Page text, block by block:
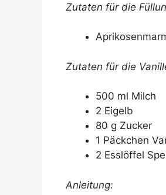
Zutaten für die
Zutaten für die
500 ml Milch
2 Eigelb
80 g Zucker
1 Päckchen
2 Esslöffel
Anleitung: